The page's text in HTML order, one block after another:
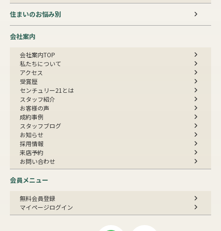
住まいのお悩み別
会社案内
会社案内TOP
私たちについて
アクセス
受賞歴
センチュリー21とは
スタッフ紹介
お客様の声
成約事例
スタッフブログ
お知らせ
採用情報
来店予約
お問い合わせ
会員メニュー
無料会員登録
マイページログイン